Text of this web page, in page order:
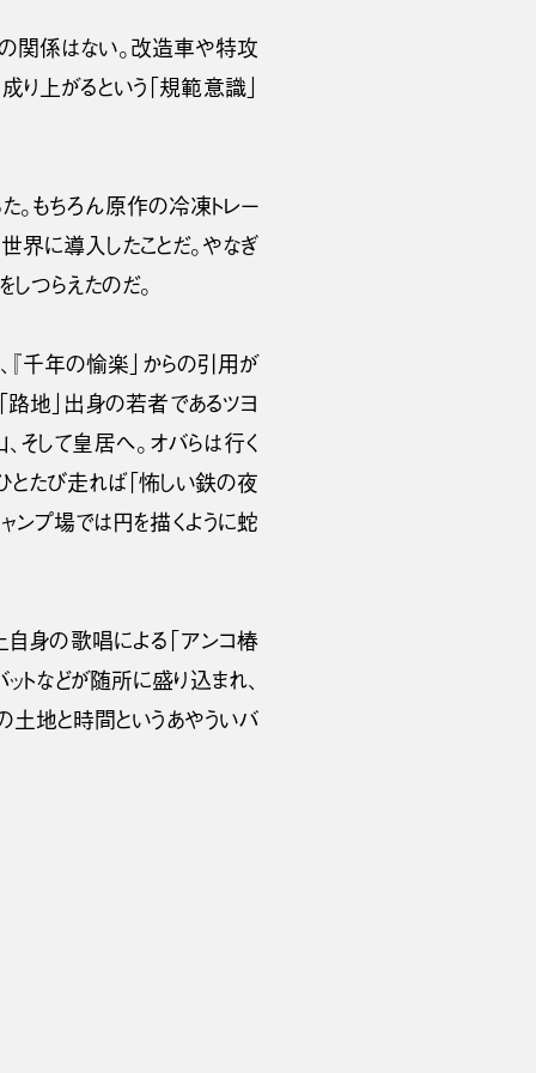
の関係はない。改造車や特攻
り上がるという「規範意識」
。もちろん原作の冷凍トレー
界に導入したことだ。やなぎ
つらえたのだ。
『千年の愉楽」からの引用が
路地」出身の若者であるツヨ
そして皇居へ。オバらは行く
とたび走れば「怖しい鉄の夜
ンプ場では円を描くように蛇
自身の歌唱による「アンコ椿
トなどが随所に盛り込まれ、
土地と時間というあやういバ